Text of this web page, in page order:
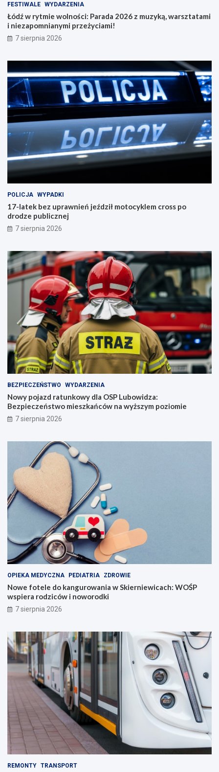
FESTIWALE WYDARZENIA
Łódź w rytmie wolności: Parada 2026 z muzyką, warsztatami
i niezapomnianymi przeżyciami!
7 sierpnia 2026
POLICJA WYPADKI
17-latek bez uprawnień jeździł motocyklem cross po
drodze publicznej
7 sierpnia 2026
BEZPIECZEŃSTWO WYDARZENIA
Nowy pojazd ratunkowy dla OSP Lubowidza:
Bezpieczeństwo mieszkańców na wyższym poziomie
7 sierpnia 2026
OPIEKA MEDYCZNA PEDIATRIA ZDROWIE
Nowe fotele do kangurowania w Skierniewicach: WOŚP
wspiera rodziców i noworodki
7 sierpnia 2026
REMONTY TRANSPORT